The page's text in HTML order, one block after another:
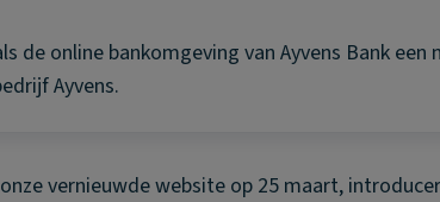
de online bankomgeving van Ayvens Bank
Ayvens.
vernieuwde website op 25 maart,